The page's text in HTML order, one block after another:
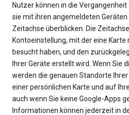
Nutzer können in die
sie mit ihren angemeldeten
Zeitachse überblicken. Die
Kontoeinstellung, mit der eine Karte
besucht haben, und den
Ihrer Geräte erstellt wird. Wenn Sie
werden die genauen Standorte
einer persönlichen Karte und auf
auch wenn Sie keine Google-Apps
Informationen können jederzeit in